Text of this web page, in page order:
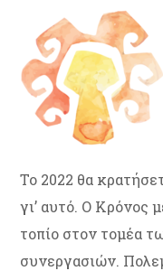
Το 2022 θα
γι’ αυτό. Ο Κρόνος
τοπίο στον τομέα
συνεργασιών.